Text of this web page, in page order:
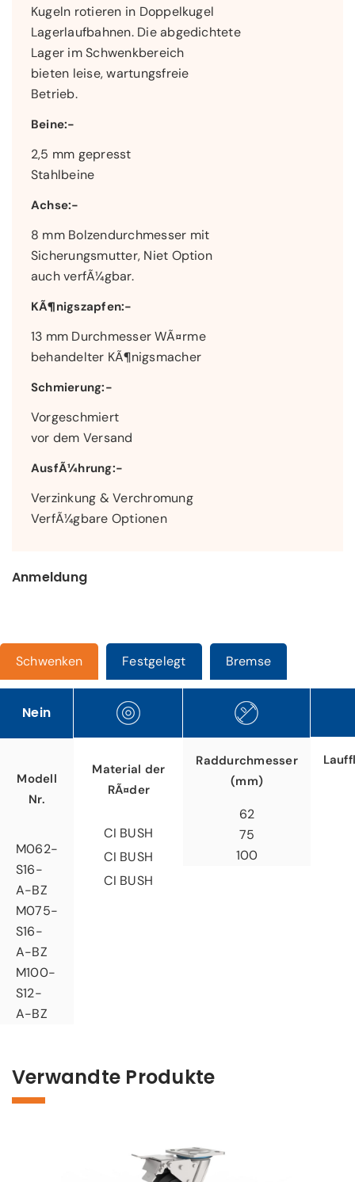
Kugeln rotieren in Doppelkugel
Lagerlaufbahnen. Die abgedichtete
Lager im Schwenkbereich
bieten leise, wartungsfreie
Betrieb.
Beine:-
2,5 mm gepresst
Stahlbeine
Achse:-
8 mm Bolzendurchmesser mit
Sicherungsmutter, Niet Option
auch verfÃ¼gbar.
KÃ¶nigszapfen:-
13 mm Durchmesser WÃ¤rme
behandelter KÃ¶nigsmacher
Schmierung:-
Vorgeschmiert
vor dem Versand
AusfÃ¼hrung:-
Verzinkung & Verchromung
VerfÃ¼gbare Optionen
Anmeldung
Schwenken Festgelegt Bremse
Nein
Modell
Nr.
M062-
S16-
A-BZ
M075-
S16-
A-BZ
M100-
S12-
A-BZ
Material der
RÃ¤der
CI BUSH
CI BUSH
CI BUSH
Raddurchmesser
(mm)
62
75
100
Verwandte Produkte